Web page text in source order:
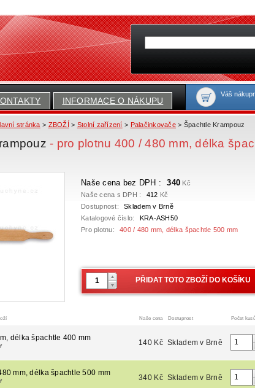
INFORMACE O NÁKUPU
Váš
stránka > ZBOŽÍ > Stolní zařízení > Palačinkovače > Špachtle Krampouz
- pro plotnu 400 / 480 mm, délka
Naše cena bez DPH : 340 Kč
Naše cena s DPH :
412 Kč
Dostupnost:
Skladem v Brně
Katalogové číslo:
KRA-ASH50
Pro plotnu:
400 / 480 mm, délka špachtle 500 mm
Naše cena Dostupnost Počet kusů
délka špachtle 400 mm
140 Kč Skladem v Brně
mm, délka špachtle 500 mm
340 Kč Skladem v Brně